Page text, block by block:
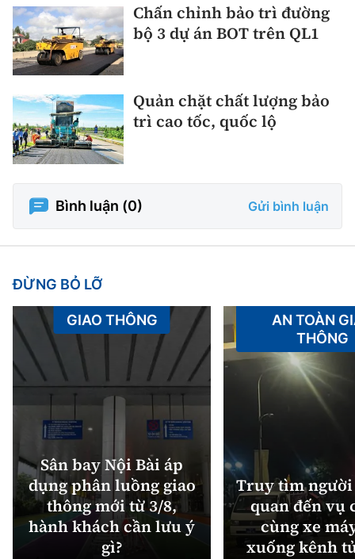
Chấn chỉnh bảo trì đường
bộ 3 dự án BOT trên QL1
Quản chặt chất lượng bảo
trì cao tốc, quốc lộ
Bình luận (0) Gửi bình luận
ĐỪNG BỎ LỠ
Sân bay Nội Bài áp
dụng phân luồng giao
thông mới từ 3/8,
hành khách cần lưu ý
gì?
GIAO THÔNG
Truy tìm
quan đến vụ
cùng xe
xuống kênh
AN TOÀN
THÔNG